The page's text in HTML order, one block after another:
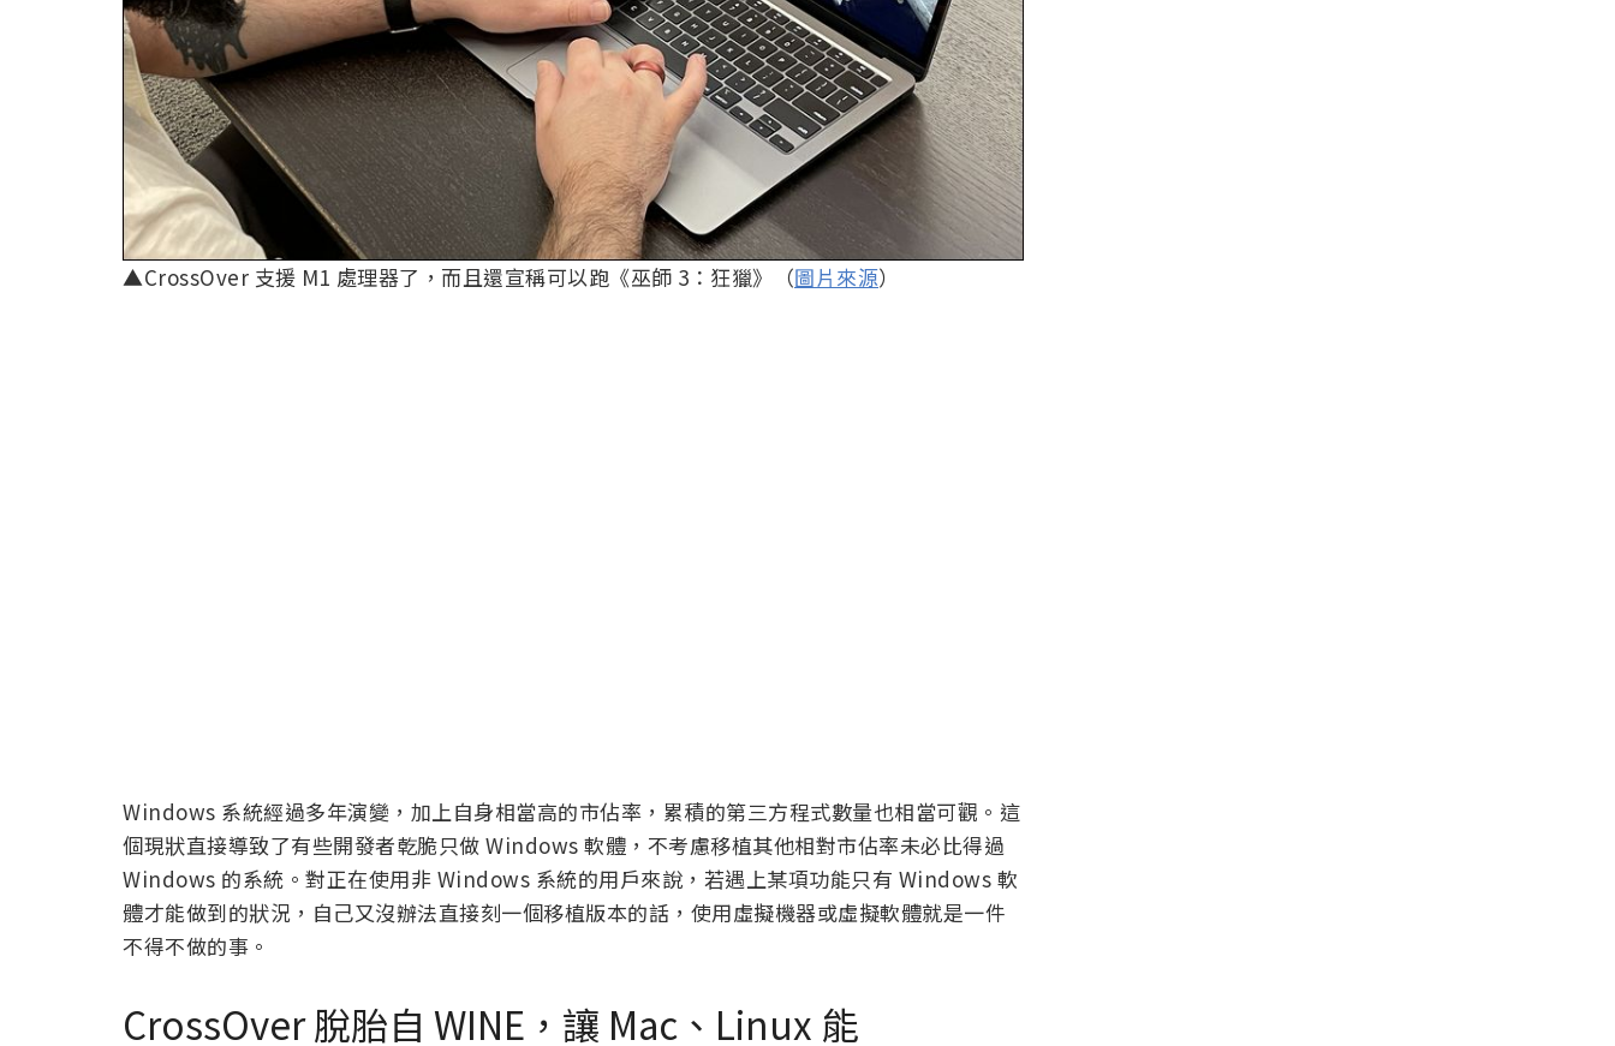
▲CrossOver 支援 M1 處理器了，而且還宣稱可以跑《巫師 3：狂獵》（圖片來源）
Windows 系統經過多年演變，加上自身相當高的市佔率，累積的第三方程式數量也相當可觀。這
個現狀直接導致了有些開發者乾脆只做 Windows 軟體，不考慮移植其他相對市佔率未必比得過
Windows 的系統。對正在使用非 Windows 系統的用戶來說，若遇上某項功能只有 Windows 軟
體才能做到的狀況，自己又沒辦法直接刻一個移植版本的話，使用虛擬機器或虛擬軟體就是一件
不得不做的事。
CrossOver 脫胎自 WINE，讓 Mac、Linux 能